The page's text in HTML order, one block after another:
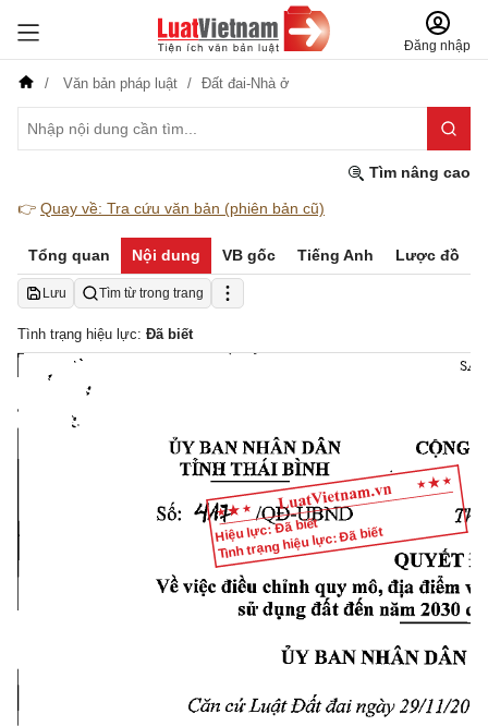
Đăng nhập
Văn bản pháp luật Đất đai-Nhà ở
Tìm nâng cao
👉 Quay về: Tra cứu văn bản (phiên bản cũ)
Tổng quan Nội dung VB gốc Tiếng Anh Lược đồ
Lưu Tìm từ trong trang
Tình trạng hiệu lực: Đã biết
Hiệu lực: Đã biết
Tình trạng hiệu lực: Đã biết
ỦY BAN NHÂN DÂN CỘNG
TỈNH THẢĨ BÌNH
Số: /QĐ-UBND
về việc điều chỉnh quy mô, địa điểm và
sử dụng đất đến năm 2030
ŨY BAN NHAN DÂN
Căn cứ Luật Đất đai ngày 29/11/